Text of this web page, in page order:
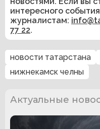
интересного
журналистам:
77 22.
новости татарстана
нижнекамск челны
Актуальные